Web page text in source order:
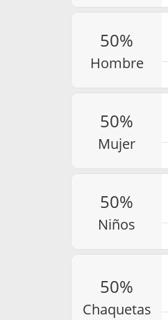
50%
hombre
50%
mujer
50%
niños
50%
chaquetas